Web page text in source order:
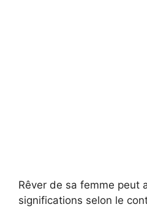
Rêver de sa femme peut
significations selon le